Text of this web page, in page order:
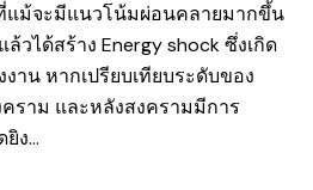
แม้จะมีแนวโน้มผ่อนคลายมากขึ้น
วได้สร้าง Energy shock ซึ่งเกิด
าน หากเปรียบเทียบระดับของ
ราม และหลังสงครามมีการ
ง…